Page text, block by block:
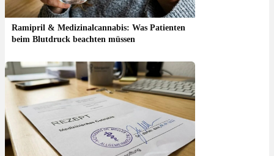
Ramipril & Medizinalcannabis: Was Patienten
beim Blutdruck beachten müssen